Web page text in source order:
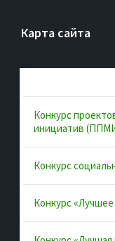
Карта сайта
Об ассоциации
Документы
Муниципальные
Конкурсы и лучшие
Контакты
Конкурс
инициатив
Конкурс
Конкурс